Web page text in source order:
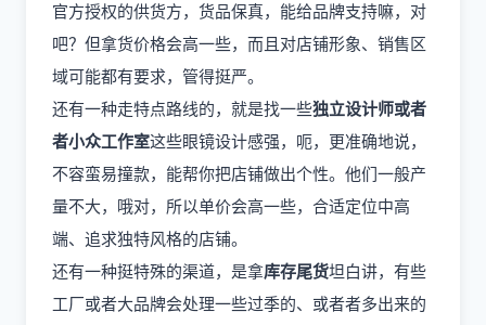
官方授权的供货方，货品保真，能给品牌支持嘛，对
吧？但拿货价格会高一些，而且对店铺形象、销售区
域可能都有要求，管得挺严。
还有一种走特点路线的，就是找一些独立设计师或者
者小众工作室这些眼镜设计感强，呃，更准确地说，
不容蛮易撞款，能帮你把店铺做出个性。他们一般产
量不大，哦对，所以单价会高一些，合适定位中高
端、追求独特风格的店铺。
还有一种挺特殊的渠道，是拿库存尾货坦白讲，有些
工厂或者大品牌会处理一些过季的、或者者多出来的